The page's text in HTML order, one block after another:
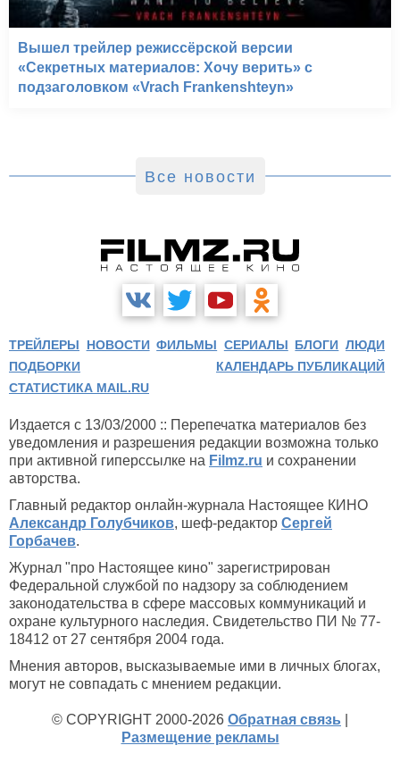
Вышел трейлер режиссёрской версии
«Секретных материалов: Хочу верить» с
подзаголовком «Vrach Frankenshteyn»
Все новости
ТРЕЙЛЕРЫ НОВОСТИ ФИЛЬМЫ СЕРИАЛЫ БЛОГИ ЛЮДИ
ПОДБОРКИ
КАЛЕНДАРЬ ПУБЛИКАЦИЙ
СТАТИСТИКА MAIL.RU
Издается с 13/03/2000 :: Перепечатка материалов без
уведомления и разрешения редакции возможна только
при активной гиперссылке на Filmz.ru и сохранении
авторства.
Главный редактор онлайн-журнала Настоящее КИНО
Александр Голубчиков, шеф-редактор Сергей
Горбачев.
Журнал "про Настоящее кино" зарегистрирован
Федеральной службой по надзору за соблюдением
законодательства в сфере массовых коммуникаций и
охране культурного наследия. Свидетельство ПИ № 77-
18412 от 27 сентября 2004 года.
Мнения авторов, высказываемые ими в личных блогах,
могут не совпадать с мнением редакции.
© COPYRIGHT 2000-2026 Обратная связь
Размещение рекламы